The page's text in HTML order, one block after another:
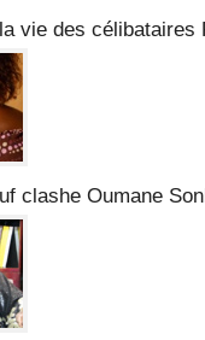
vie des célibataires
clashe Oumane